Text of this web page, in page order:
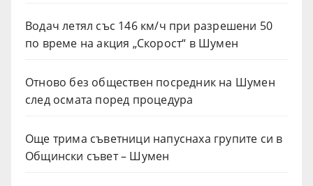
Водач летял със 146 км/ч при разрешени 50
по време на акция „Скорост“ в Шумен
Отново без обществен посредник на Шумен
след осмата поред процедура
Още трима съветници напуснаха групите си в
Общински съвет – Шумен